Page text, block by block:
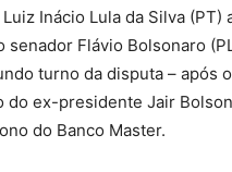
Inácio Lula da Silva (PT)
senador Flávio Bolsonaro
turno da disputa – após
do ex-presidente Jair
do Banco Master.